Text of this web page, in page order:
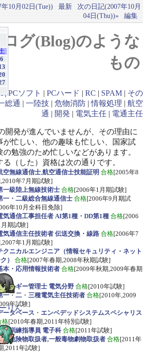
10月02日(Tue)) 最新
次の日記(2007年10月
04日(Thu))»
編集
ログ(Blog)のような
もの
|PCソフト | PCハード | RC | SPAM | その
総通 | 一陸技 | 危物消防 |情報処理 | 航空
通 | 開発 | 電気主任 | 電通主任
開発が進んでいませんが、その理由に
が忙しい、他の趣味も忙しい、国家試
の勉強のため忙しいなどがあります。
る（した）資格は次の通りです。
空無線通信士,航空通信士技能証明 合格[2005年8
年7月期試験]
一級陸上無線技術士 合格[2006年1月期試験]
一・二級総合無線通信士 合格[2006年9月期試
年10月全科目免除]
気通信工事担任者 AI第1種・DD第1種 合格[2006
期試験]
気通信主任技術者 伝送交換・線路 合格[2006年7
年1月期試験]
クニカルエンジニア（情報セキュリティ・ネット
）
合格[2007年春期,2008年秋期試験]
本・応用情報技術者 合格[2009年秋期,2009年春期
ネルギー管理士 電気分野 合格[2010年試験]
一・二 ・ 三種電気主任技術者 合格[2010年,2009
年試験]
ータベース ・ エンベデッドシステムスペシャリス
格[2010年春期,2011年特別試験]
業訓練指導員 電子科 合格[2011年試験]
種危険物取扱者,一般毒物劇物取扱者 合格[2011年
,2011年試験]
6
りん